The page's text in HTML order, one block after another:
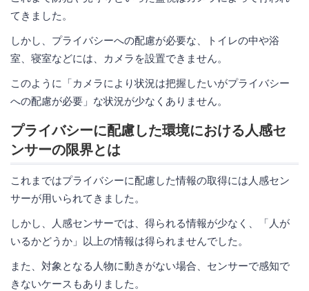
てきました。
しかし、プライバシーへの配慮が必要な、トイレの中や浴
室、寝室などには、カメラを設置できません。
このように「カメラにより状況は把握したいがプライバシー
への配慮が必要」な状況が少なくありません。
プライバシーに配慮した環境における人感セ
ンサーの限界とは
これまではプライバシーに配慮した情報の取得には人感セン
サーが用いられてきました。
しかし、人感センサーでは、得られる情報が少なく、「人が
いるかどうか」以上の情報は得られませんでした。
また、対象となる人物に動きがない場合、センサーで感知で
きないケースもありました。